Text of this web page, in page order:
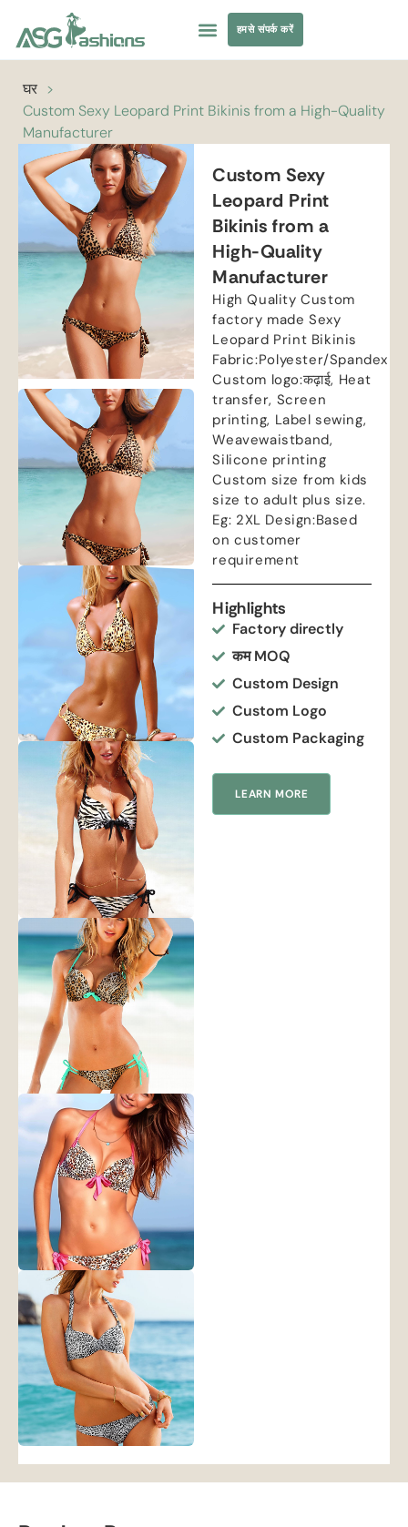
हमसे संपर्क करें
घर >
Custom Sexy Leopard Print Bikinis from a High-Quality
Manufacturer
Custom Sexy
Leopard Print
Bikinis from a
High-Quality
Manufacturer
High Quality Custom
factory made Sexy
Leopard Print Bikinis
Fabric:Polyester/Spandex
Custom logo:कढ़ाई, Heat
transfer, Screen
printing, Label sewing,
Weavewaistband,
Silicone printing
Custom size from kids
size to adult plus size.
Eg: 2XL Design:Based
on customer
requirement
Highlights
Factory directly
कम MOQ
Custom Design
Custom Logo
Custom Packaging
LEARN MORE